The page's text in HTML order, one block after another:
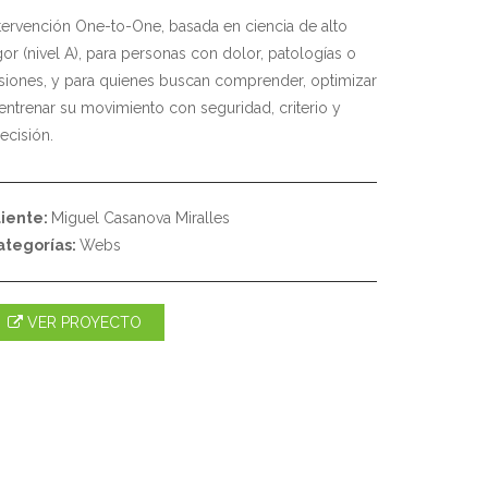
One-to-One, basada en ciencia de alto
(nivel A), para personas con dolor, patologías o
y para quienes buscan comprender, optimizar
su movimiento con seguridad, criterio y
Miguel Casanova Miralles
Webs
VER PROYECTO